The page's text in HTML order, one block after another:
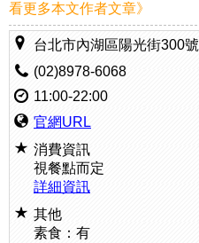
看更多本文作者文章》
台北市內湖區陽光街300號
(02)8978-6068
11:00-22:00
官網URL
消費資訊
視餐點而定
詳細資訊
其他
素食：有